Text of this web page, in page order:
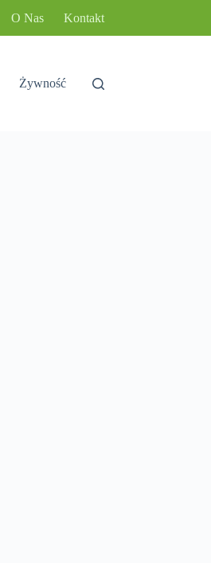
O Nas Kontakt
Żywność